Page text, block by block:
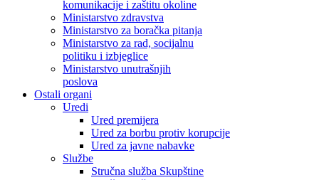
komunikacije i zaštitu okoline
Ministarstvo zdravstva
Ministarstvo za boračka pitanja
Ministarstvo za rad, socijalnu
politiku i izbjeglice
Ministarstvo unutrašnjih
poslova
Ostali organi
Uredi
Ured premijera
Ured za borbu protiv korupcije
Ured za javne nabavke
Službe
Stručna služba Skupštine